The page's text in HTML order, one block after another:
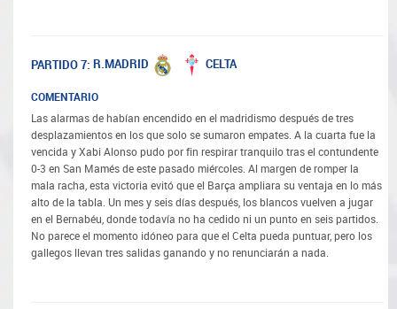
PARTIDO 7: R.MADRID CELTA
COMENTARIO
Las alarmas de habían encendido en el madridismo después de tres
desplazamientos en los que solo se sumaron empates. A la cuarta fue la
vencida y Xabi Alonso pudo por fin respirar tranquilo tras el contundente
0-3 en San Mamés de este pasado miércoles. Al margen de romper la
mala racha, esta victoria evitó que el Barça ampliara su ventaja en lo más
alto de la tabla. Un mes y seis días después, los blancos vuelven a jugar
en el Bernabéu, donde todavía no ha cedido ni un punto en seis partidos.
No parece el momento idóneo para que el Celta pueda puntuar, pero los
gallegos llevan tres salidas ganando y no renunciarán a nada.